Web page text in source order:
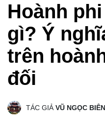
Hoành
gì? Ý
trên
đối
TÁC GIẢVŨ NGỌC BIÊN